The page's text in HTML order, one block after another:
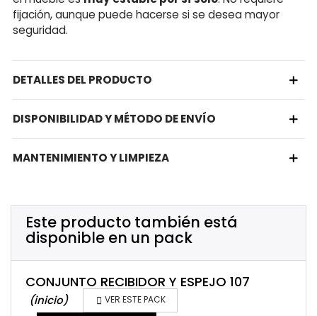
fijación, aunque puede hacerse si se desea mayor
seguridad.
DETALLES DEL PRODUCTO
DISPONIBILIDAD Y MÉTODO DE ENVÍO
MANTENIMIENTO Y LIMPIEZA
Este producto también está
disponible en un pack
CONJUNTO RECIBIDOR Y ESPEJO 107
(inicio)  VER ESTE PACK